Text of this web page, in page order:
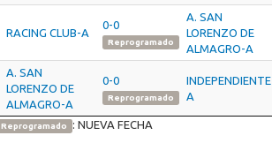
RACING CLUB-A
0-0
Reprogramado
A. SAN
LORENZO DE
ALMAGRO-A
A. SAN
LORENZO DE
ALMAGRO-A
0-0
Reprogramado
A
Reprogramado : NUEVA FECHA